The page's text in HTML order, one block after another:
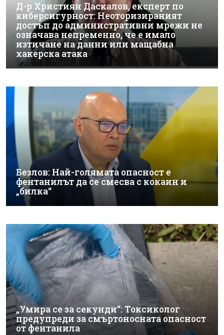
Д-р Християн Даскалов, експерт по
киберсигурност: Неоторизираният
достъп до административни мрежи не
означава непременно, че е имало
изтичане на данни или мащабна
хакерска атака
Безлов: Най-голямата опасност е
фентанилът да се смесва с кокаин и
„билка“
„Умира се за секунди“: Токсиколог
предупреди за смъртоносната опасност
от фентанила